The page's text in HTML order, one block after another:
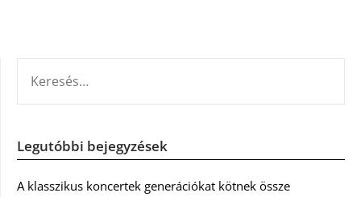
Legutóbbi bejegyzések
A klasszikus koncertek generációkat kötnek össze